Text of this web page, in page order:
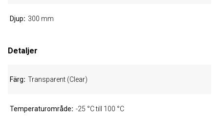
Djup 300 mm
Detaljer
Färg Transparent (Clear)
Temperaturområde -25 °C till 100 °C